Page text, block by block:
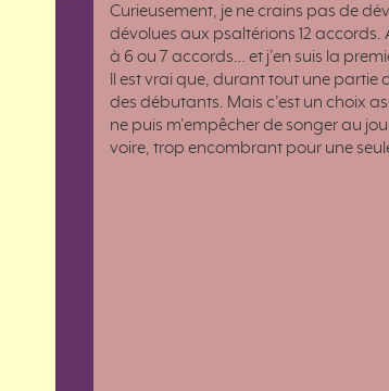
Curieusement, je ne crains pas de
dévolues aux psaltérions 12 accords.
à 6 ou 7 accords… et j’en suis la
Il est vrai que, durant tout une partie
des débutants. Mais c’est un choix
ne puis m’empêcher de songer au
voire, trop encombrant pour une